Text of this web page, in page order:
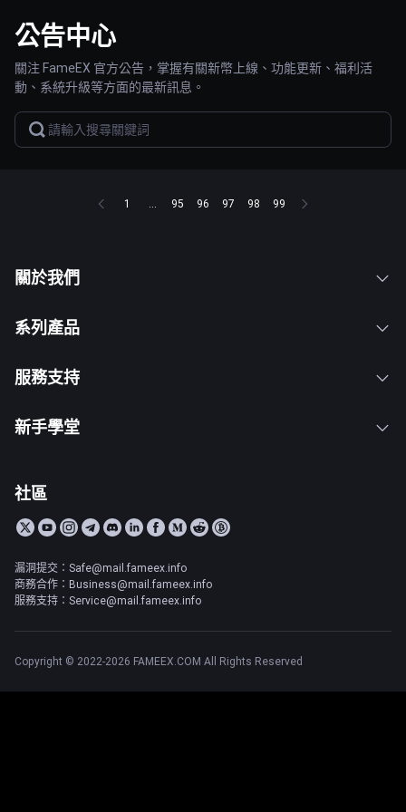
公告中心
關注 FameEX 官方公告，掌握有關新幣上線、功能更新、福利活
動、系統升級等方面的最新訊息。
1 ... 95 96 97 98 99
關於我們
系列產品
服務支持
新手學堂
社區
漏洞提交：Safe@mail.fameex.info
商務合作：Business@mail.fameex.info
服務支持：Service@mail.fameex.info
Copyright © 2022-2026 FAMEEX.COM All Rights Reserved